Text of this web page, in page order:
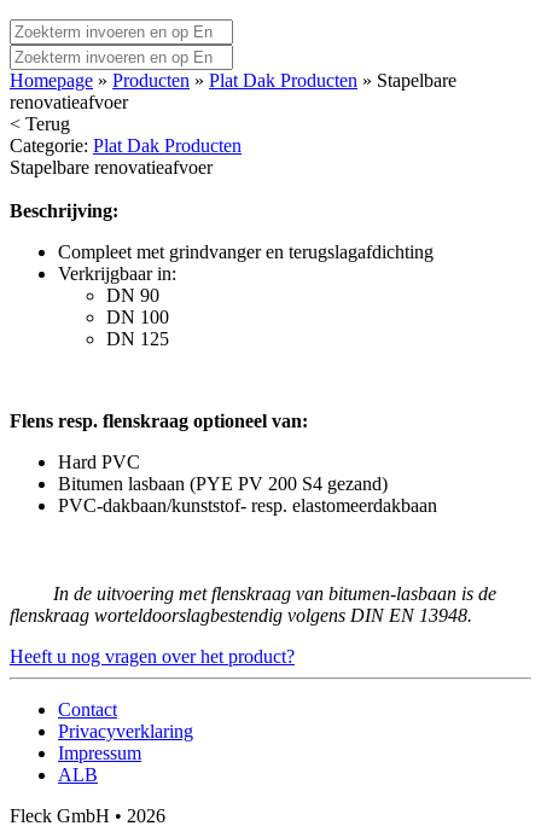
Homepage » Producten » Plat Dak Producten » Stapelbare
renovatieafvoer
< Terug
Categorie: Plat Dak Producten
Stapelbare renovatieafvoer
Beschrijving:
Compleet met grindvanger en terugslagafdichting
Verkrijgbaar in:
DN 90
DN 100
DN 125
Flens resp. flenskraag optioneel van:
Hard PVC
Bitumen lasbaan (PYE PV 200 S4 gezand)
PVC-dakbaan/kunststof- resp. elastomeerdakbaan
In de uitvoering met flenskraag van bitumen-lasbaan is de
flenskraag worteldoorslagbestendig volgens DIN EN 13948.
Heeft u nog vragen over het product?
Contact
Privacyverklaring
Impressum
ALB
Fleck GmbH • 2026